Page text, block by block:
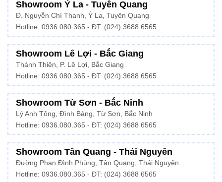
Showroom Ỷ La - Tuyên Quang
Đ. Nguyễn Chí Thanh, Ỷ La, Tuyên Quang
Hotline: 0936.080.365 - ĐT: (024) 3688 6565
Showroom Lê Lợi - Bắc Giang
Thánh Thiên, P. Lê Lợi, Bắc Giang
Hotline: 0936.080.365 - ĐT: (024) 3688 6565
Showroom Từ Sơn - Bắc Ninh
Lý Anh Tông, Đình Bảng, Từ Sơn, Bắc Ninh
Hotline: 0936.080.365 - ĐT: (024) 3688 6565
Showroom Tân Quang - Thái Nguyên
Đường Phan Đình Phùng, Tân Quang, Thái Nguyên
Hotline: 0936.080.365 - ĐT: (024) 3688 6565